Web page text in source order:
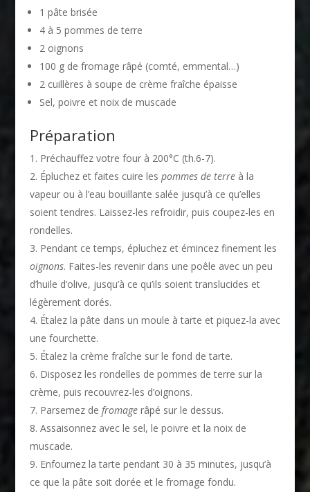
1 pâte brisée
4 à 5 pommes de terre
2 oignons
100 g de fromage râpé (comté, emmental…)
2 cuillères à soupe de crème fraîche épaisse
Sel, poivre et noix de muscade
Préparation
Préchauffez votre four à 200°C (th.6-7).
Épluchez et faites cuire les pommes de terreà la
vapeur ou à l’eau bouillante salée jusqu’à ce qu’elles
soient tendres. Laissez-les refroidir, puis coupez-les en
rondelles.
Pendant ce temps, épluchez et émincez finement les
oignons. Faites-les revenir dans une poêle avec un peu
d’huile d’olive, jusqu’à ce qu’ils soient translucides et
légèrement dorés.
Étalez la pâte dans un moule à tarte et piquez-la avec
une fourchette.
Étalez la crème fraîche sur le fond de tarte.
Disposez les rondelles de pommes de terre sur la
crème, puis recouvrez-les d’oignons.
Parsemez de fromagerâpé sur le dessus.
Assaisonnez avec le sel, le poivre et la noix de
muscade.
Enfournez la tarte pendant 30 à 35 minutes, jusqu’à
ce que la pâte soit dorée et le fromage fondu.